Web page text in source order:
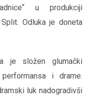
u produkciji
Odluka je doneta
je složen glumački
i drame.
luk nadogradivši